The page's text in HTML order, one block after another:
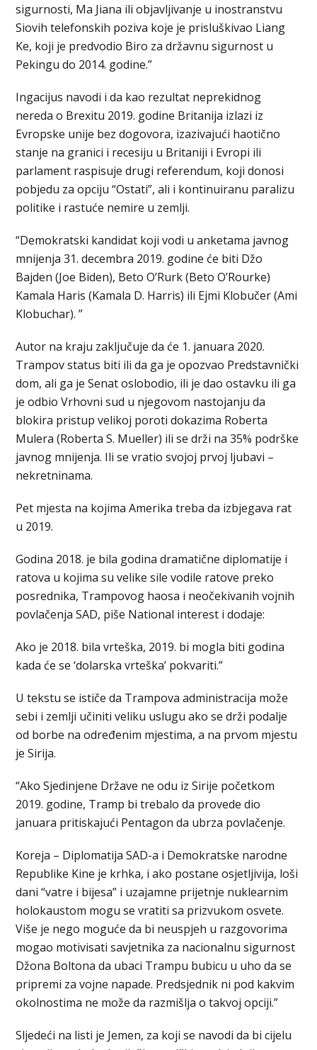
sigurnosti, Ma Jiana ili objavljivanje u inostranstvu
Siovih telefonskih poziva koje je prisluškivao Liang
Ke, koji je predvodio Biro za državnu sigurnost u
Pekingu do 2014. godine.”
Ingacijus navodi i da kao rezultat neprekidnog
nereda o Brexitu 2019. godine Britanija izlazi iz
Evropske unije bez dogovora, izazivajući haotično
stanje na granici i recesiju u Britaniji i Evropi ili
parlament raspisuje drugi referendum, koji donosi
pobjedu za opciju “Ostati”, ali i kontinuiranu paralizu
politike i rastuće nemire u zemlji.
“Demokratski kandidat koji vodi u anketama javnog
mnijenja 31. decembra 2019. godine će biti Džo
Bajden (Joe Biden), Beto O’Rurk (Beto O’Rourke)
Kamala Haris (Kamala D. Harris) ili Ejmi Klobučer (Ami
Klobuchar). ”
Autor na kraju zaključuje da će 1. januara 2020.
Trampov status biti ili da ga je opozvao Predstavnički
dom, ali ga je Senat oslobodio, ili je dao ostavku ili ga
je odbio Vrhovni sud u njegovom nastojanju da
blokira pristup velikoj poroti dokazima Roberta
Mulera (Roberta S. Mueller) ili se drži na 35% podrške
javnog mnijenja. Ili se vratio svojoj prvoj ljubavi –
nekretninama.
Pet mjesta na kojima Amerika treba da izbjegava rat
u 2019.
Godina 2018. je bila godina dramatične diplomatije i
ratova u kojima su velike sile vodile ratove preko
posrednika, Trampovog haosa i neočekivanih vojnih
povlačenja SAD, piše National interest i dodaje:
Ako je 2018. bila vrteška, 2019. bi mogla biti godina
kada će se ‘dolarska vrteška’ pokvariti.”
U tekstu se ističe da Trampova administracija može
sebi i zemlji učiniti veliku uslugu ako se drži podalje
od borbe na određenim mjestima, a na prvom mjestu
je Sirija.
“Ako Sjedinjene Države ne odu iz Sirije početkom
2019. godine, Tramp bi trebalo da provede dio
januara pritiskajući Pentagon da ubrza povlačenje.
Koreja – Diplomatija SAD-a i Demokratske narodne
Republike Kine je krhka, i ako postane osjetljivija, loši
dani “vatre i bijesa” i uzajamne prijetnje nuklearnim
holokaustom mogu se vratiti sa prizvukom osvete.
Više je nego moguće da bi neuspjeh u razgovorima
mogao motivisati savjetnika za nacionalnu sigurnost
Džona Boltona da ubaci Trampu bubicu u uho da se
pripremi za vojne napade. Predsjednik ni pod kakvim
okolnostima ne može da razmišlja o takvoj opciji.”
Sljedeći na listi je Jemen, za koji se navodi da bi cijelu